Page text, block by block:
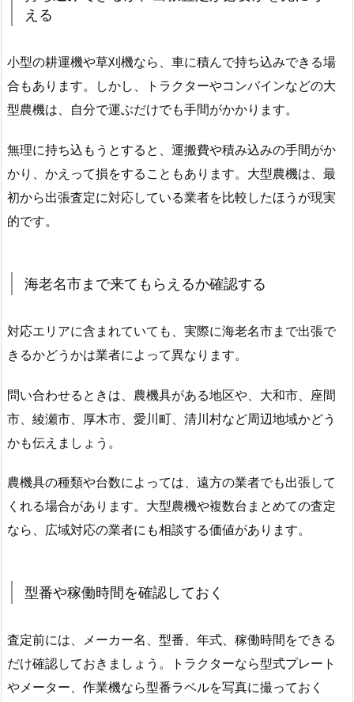
える
小型の耕運機や草刈機なら、車に積んで持ち込みできる場
合もあります。しかし、トラクターやコンバインなどの大
型農機は、自分で運ぶだけでも手間がかかります。
無理に持ち込もうとすると、運搬費や積み込みの手間がか
かり、かえって損をすることもあります。大型農機は、最
初から出張査定に対応している業者を比較したほうが現実
的です。
海老名市まで来てもらえるか確認する
対応エリアに含まれていても、実際に海老名市まで出張で
きるかどうかは業者によって異なります。
問い合わせるときは、農機具がある地区や、大和市、座間
市、綾瀬市、厚木市、愛川町、清川村など周辺地域かどう
かも伝えましょう。
農機具の種類や台数によっては、遠方の業者でも出張して
くれる場合があります。大型農機や複数台まとめての査定
なら、広域対応の業者にも相談する価値があります。
型番や稼働時間を確認しておく
査定前には、メーカー名、型番、年式、稼働時間をできる
だけ確認しておきましょう。トラクターなら型式プレート
やメーター、作業機なら型番ラベルを写真に撮っておく